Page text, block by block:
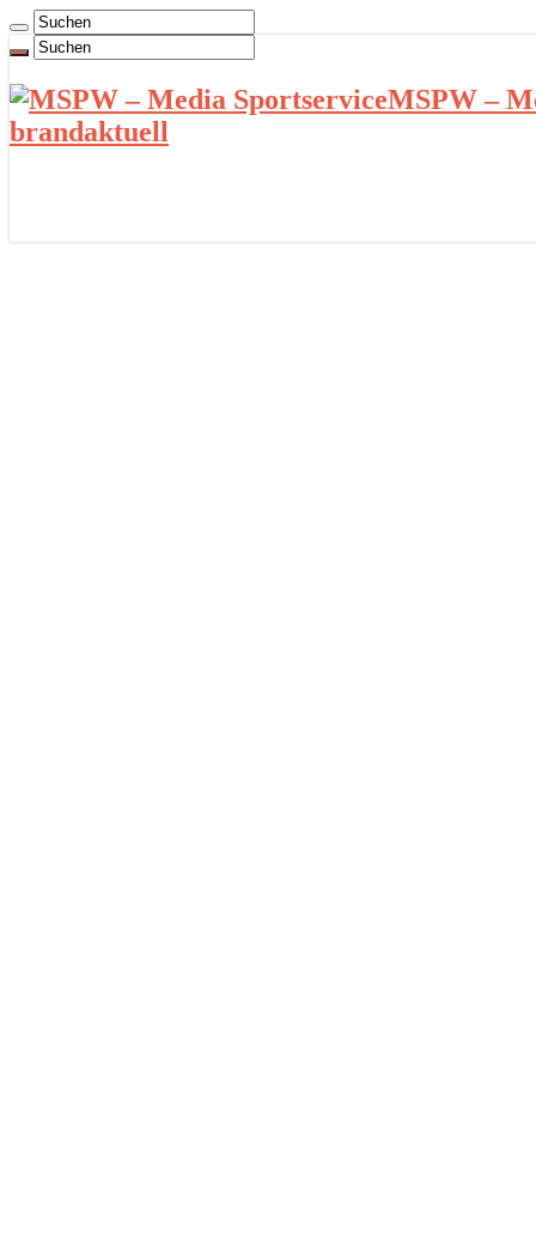
MSPW –
brandaktuell